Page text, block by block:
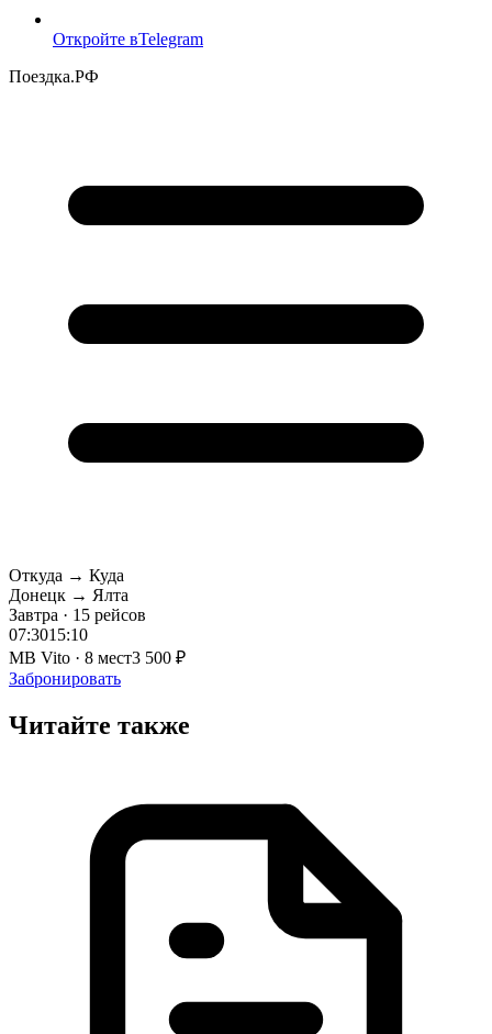
Откройте вTelegram
Поездка.РФ
Откуда → Куда
Донецк → Ялта
Завтра · 15 рейсов
07:3015:10
MB Vito · 8 мест3 500 ₽
Забронировать
Читайте также